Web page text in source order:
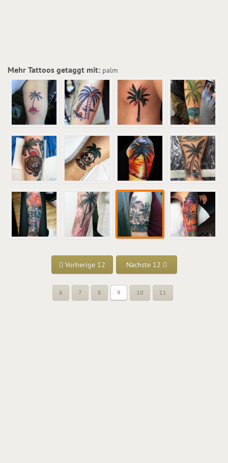
Mehr Tattoos getaggt mit: palm
Vorherige 12 Nächste 12
6 7 8 9 10 11